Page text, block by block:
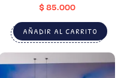
$85.000
AÑADIR AL CARRITO